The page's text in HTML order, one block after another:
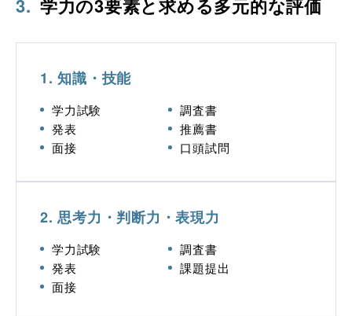
3. 学力の3要素と求める多元的な評価
1. 知識・技能
学力試験
調査書
発表
推薦書
面接
口頭試問
2. 思考力・判断力・表現力
学力試験
調査書
発表
課題提出
面接